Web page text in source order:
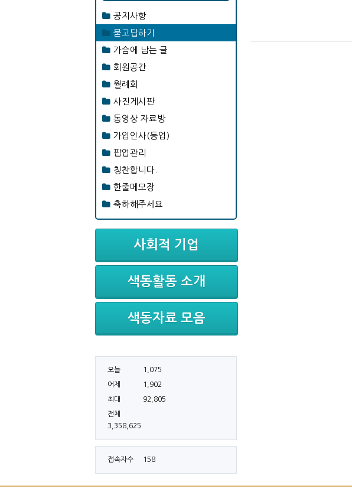
공지사항
묻고답하기
가슴에 남는 글
회원공간
월례회
사진게시판
동영상 자료방
가입인사(등업)
팝업관리
칭찬합니다.
한줄메모장
축하해주세요
사회적 기업
색동활동 소개
색동자료 모음
오늘 1,075
어제 1,902
최대 92,805
전체
3,358,625
접속자수 158